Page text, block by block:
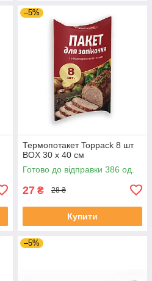
–5%
Термопотакет Toppack 8 шт
BOX 30 х 40 см
Готово до відправки 386 од.
27 ₴ 28 ₴
Купити
–5%